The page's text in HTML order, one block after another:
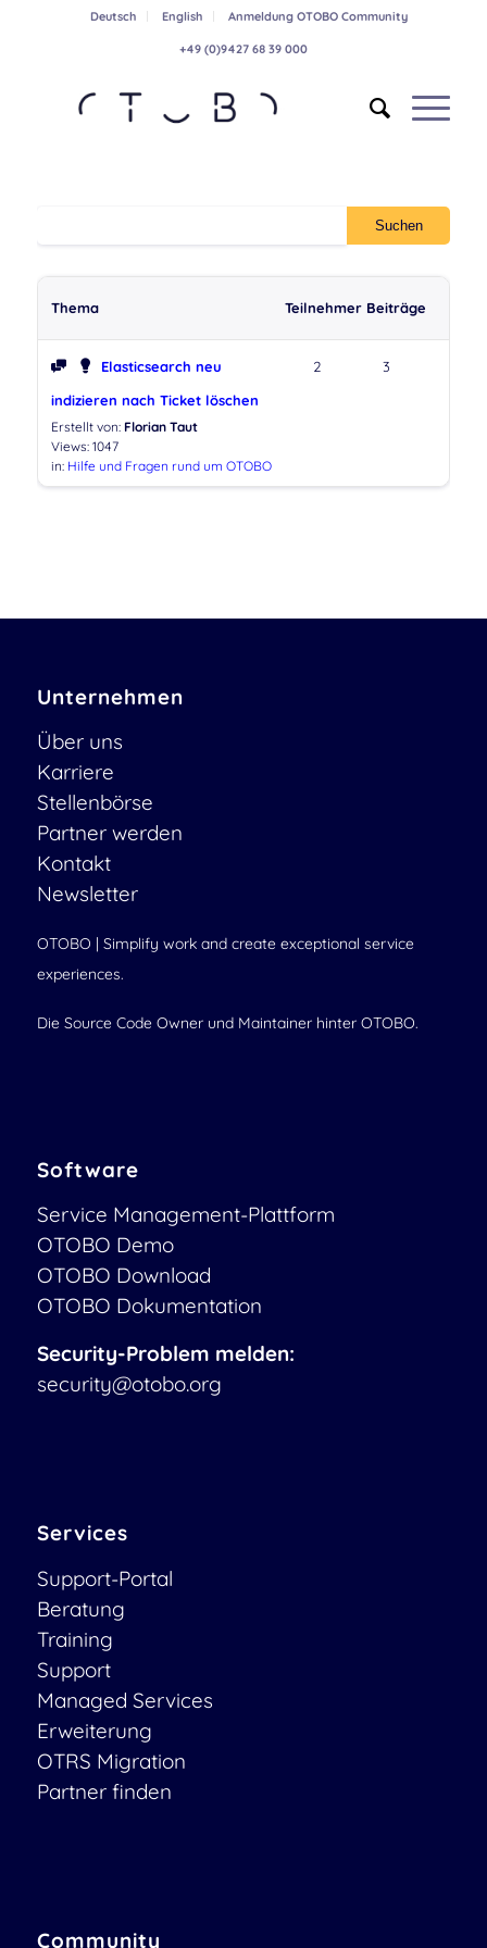
Deutsch English Anmeldung OTOBO Community
+49 (0)9427 68 39 000
Thema Teilnehmer Beiträge
Elasticsearch neu
indizieren nach Ticket löschen
Erstellt von: Florian Taut
Views: 1047
in: Hilfe und Fragen rund um OTOBO
2 3
Unternehmen
Über uns
Karriere
Stellenbörse
Partner werden
Kontakt
Newsletter
OTOBO | Simplify work and create exceptional service
experiences.
Die Source Code Owner und Maintainer hinter OTOBO.
Software
Service Management-Plattform
OTOBO Demo
OTOBO Download
OTOBO Dokumentation
Security-Problem melden:
security@otobo.org
Services
Support-Portal
Beratung
Training
Support
Managed Services
Erweiterung
OTRS Migration
Partner finden
Community